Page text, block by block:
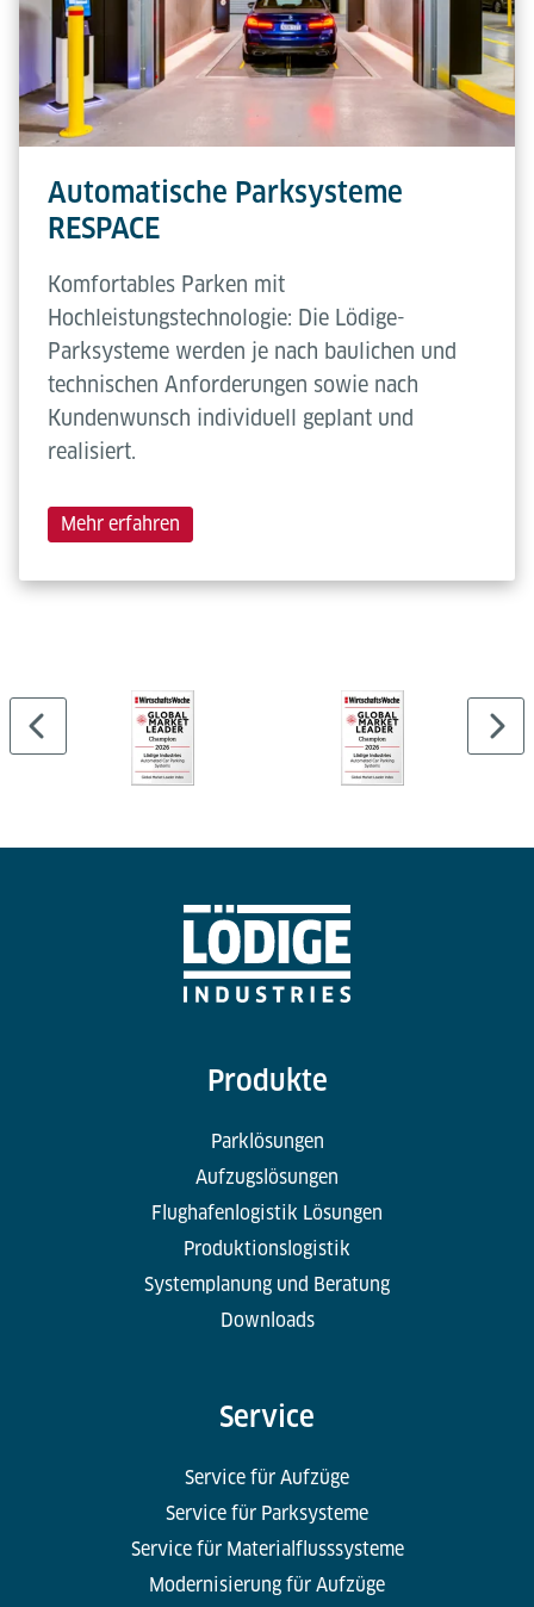
Automatische Parksysteme
RESPACE
Komfortables Parken mit
Hochleistungstechnologie: Die Lödige-
Parksysteme werden je nach baulichen und
technischen Anforderungen sowie nach
Kundenwunsch individuell geplant und
realisiert.
Mehr erfahren
Produkte
Parklösungen
Aufzugslösungen
Flughafenlogistik Lösungen
Produktionslogistik
Systemplanung und Beratung
Downloads
Service
Service für Aufzüge
Service für Parksysteme
Service für Materialflusssysteme
Modernisierung für Aufzüge